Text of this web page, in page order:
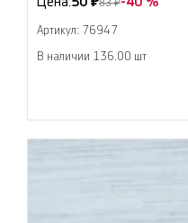
Артикул: 76947
В наличии 136.00 шт